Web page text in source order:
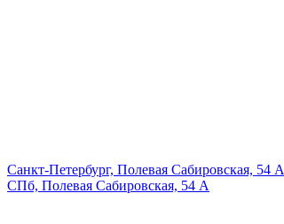
Санкт-Петербург, Полевая Сабировская, 54 А
СПб, Полевая Сабировская, 54 А